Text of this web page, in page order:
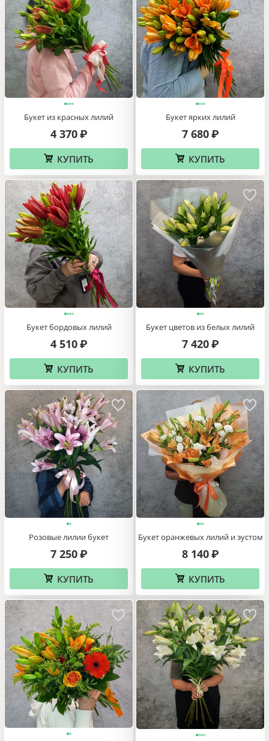
Букет из красных лилий
4 370 ₽
КУПИТЬ
Букет ярких лилий
7 680 ₽
КУПИТЬ
Букет бордовых лилий
4 510 ₽
КУПИТЬ
Букет цветов из белых лилий
7 420 ₽
КУПИТЬ
Розовые лилии букет
7 250 ₽
КУПИТЬ
Букет оранжевых лилий и эустом
8 140 ₽
КУПИТЬ